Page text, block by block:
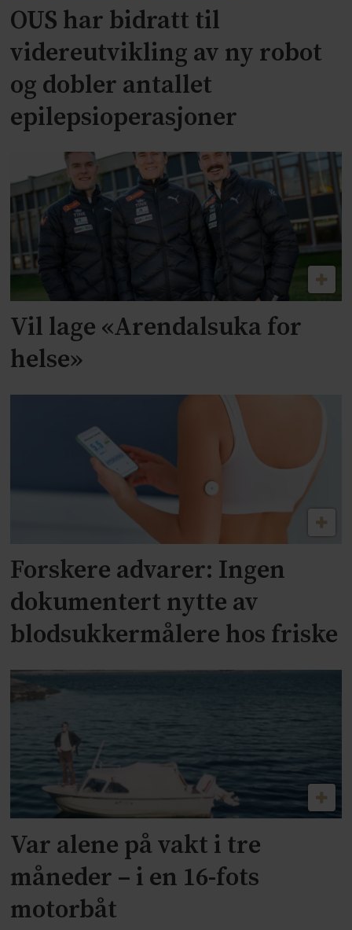
OUS har bidratt til
videreutvikling av ny robot
og dobler antallet
epilepsioperasjoner
Vil lage «Arendalsuka for
helse»
Forskere advarer: Ingen
dokumentert nytte av
blodsukkermålere hos friske
Var alene på vakt i tre
måneder – i en 16-fots
motorbåt